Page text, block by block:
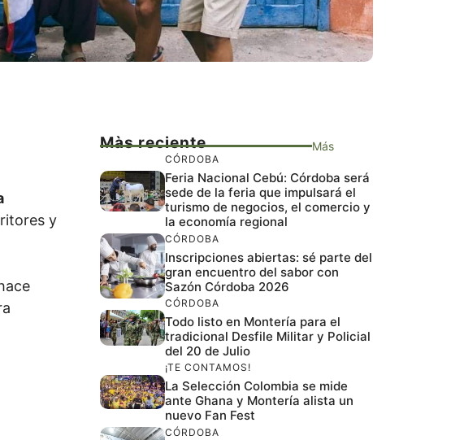
y
Màs reciente Más
CÓRDOBA
Feria Nacional Cebú: Córdoba será
sede de la feria que impulsará el
turismo de negocios, el comercio y
la economía regional
CÓRDOBA
Inscripciones abiertas: sé parte del
gran encuentro del sabor con
Sazón Córdoba 2026
CÓRDOBA
Todo listo en Montería para el
tradicional Desfile Militar y Policial
del 20 de Julio
¡TE CONTAMOS!
La Selección Colombia se mide
ante Ghana y Montería alista un
nuevo Fan Fest
CÓRDOBA